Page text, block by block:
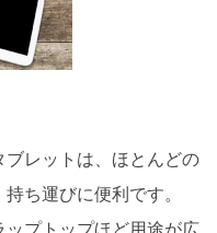
ブレットは、ほとんどの
ち運びに便利です。
ップトップほど用途が広